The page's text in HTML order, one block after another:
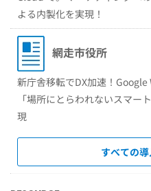
よる内製化を実現！
網走市役所
新庁舎移転でDX加速！
「場所にとらわれないスマー
現
すべての